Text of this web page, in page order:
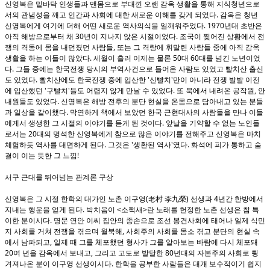
신영복은 밑바닥 인생들과 맨몸으로 부대낀 오랜 감옥 생활을 통해 지식청년으로
서의 관념성을 깨고 인간과 사회에 대한 새로운 이해를 갖게 되었다. 감옥은 청년
신영복에게 여기에 더해 어떤 새로운 역사의식을 일깨워주었다. 1970년대 초반은
아직 해방으로부터 채 30년이 지나지 않은 시절이었다. 조국이 찢어진 상황에서 전
쟁의 격동에 몸을 내던졌던 사람들, 또는 그 격랑에 휘말린 사람들 중에 아직 감옥
생활을 하는 이들이 많았다. 세월이 흘러 이제는 물론 50대 60대를 넘긴 노년이었
다. 그들 중에는 한국전쟁 당시의 부역사건으로 들어온 사람도 있었고 빨치산 출신
도 있었다. 빨치산에도 한국전쟁 중에 입산한 '신빨치 '만이 아니라 전쟁 발발 이전
에 입산했던 '구빨치 '들도 어렵지 않게 만날 수 있었다. 또 북에서 내려온 공작원 , 안
내원들도 있었다. 신영복은 해방 전후의 분단 현실을 온몸으로 담아내고 있는 분들
과 일상을 같이했다. 막연하게 책에서 보았던 한국 근현대사의 사람들을 만나 이들
에게서 생생한 그 시절의 이야기를 듣게 된 것이다. 앞날을 기약할 수 없는 노인들
로서는 20대의 명석한 신영복에게 참으로 많은 이야기를 전해주고 신영복은 마치
체험하듯 역사를 대면하게 된다. 그것은 '생환된 역사'였다. 화석에 피가 통하고 숨
결이 이는 듯한 그 느낌 !
서구 근대를 뛰어넘는 관계론 구상
신영복은 그 시절 한학의 대가인 노촌 이구영(老村 李九榮) 선생과 4년간 한방에서
지내는 행운을 얻게 된다. 박치음이 <소쩍새>란 노래를 헌정한 노촌 선생은 참 특
이한 분이시다. 명문 연안 이씨 집안의 종손으로 조선 봉건사회에 태어나 일제 식민
지 사회를 거쳐 전쟁을 겪으며 월북해 , 사회주의 사회를 몸소 겪고 분단의 현실 속
에서 남파되고, 일제 때 그를 체포했던 형사가 그를 알아보는 바람에 다시 체포돼
20여 년을 감옥에서 보내고, 그리고 고도로 발달한 80년대의 자본주의 사회로 튕
겨져나온 분이 이구영 선생이시다. 한학을 공부한 사람들은 대개 보수적이기 쉽지